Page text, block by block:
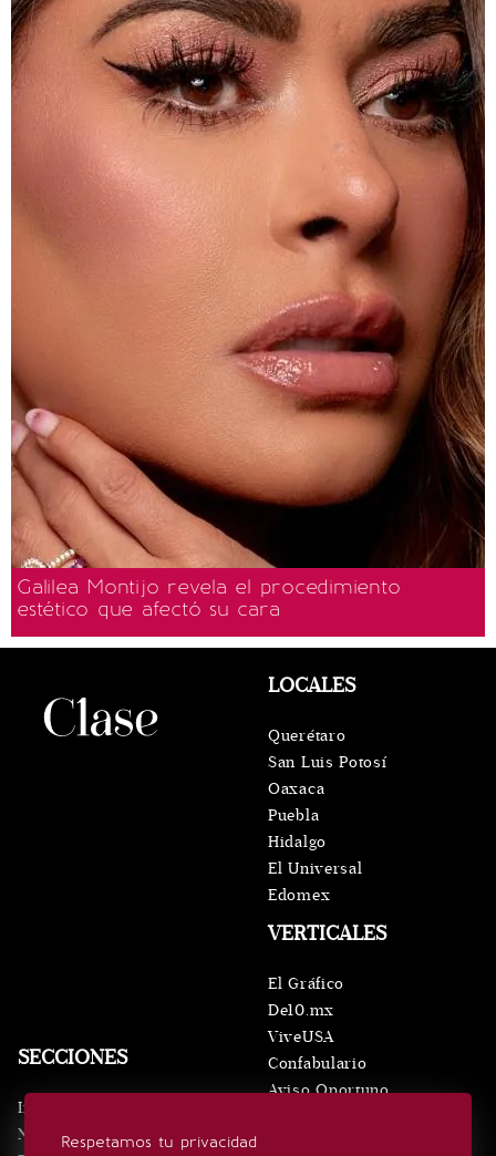
Galilea Montijo revela el procedimiento
estético que afectó su cara
Respetamos tu privacidad
SECCIONES
Inicio
Noticias
VERTICALES
El Gráfico
De10.mx
ViveUSA
Confabulario
Aviso Oportuno
LOCALES
Querétaro
San Luis Potosí
Oaxaca
Puebla
Hidalgo
El Universal
Edomex